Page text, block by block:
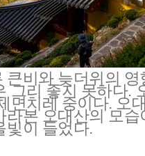
큰비와 늦더위의
그리 좋지 못하다.
면치레 중이다. 오
라본 오대산의 모
빛이 들었다.